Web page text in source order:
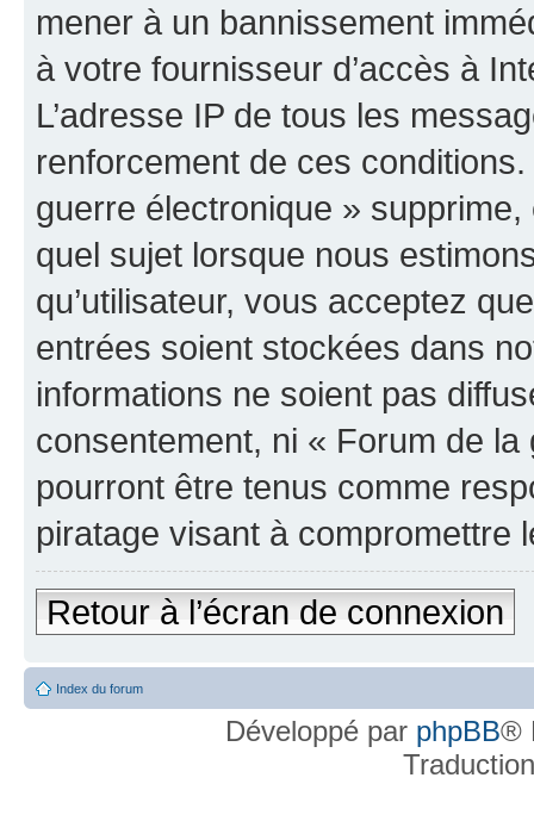
mener à un bannissement
à votre fournisseur d’accès à
L’adresse IP de tous les
renforcement de ces
guerre électronique »
quel sujet lorsque nous
qu’utilisateur, vous acceptez
entrées soient stockées dans
informations ne soient pas
consentement, ni « Forum de
pourront être tenus comme
piratage visant à compromettre
Retour à l’écran de connexion
Index du forum
Développé par phpBB®